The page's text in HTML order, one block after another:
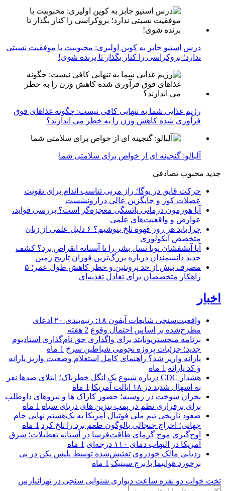
درس استیو جابز به کوین اولیری: محبوبیت با موفقیت نسبتی
ندارد؛ بروکراسی را کنار بگذار تا برنده شوی!
رژیم غذایی شما به تنهایی کافی نیست: چگونه غذاهای فوق
فرآوری شده کاهش وزن را به خطر می اندازند؟
آلبالو: گنجینه ای از خواص برای سلامتی شما
جدید محبوب تصادفی
حرکت قایق در یوگا؛ راز مربی تناسب اندام برای تقویت
عضلات کور و جایگزین عالی درازونشست
آیا هورمون درمانی یائسگی معجزه‌گر است؟ بررسی فواید،
عوارض و واقعیت‌های علمی
چرا باید هر روز قهوه تلخ بنوشیم؟ ۶ دلیل علمی از زبان
متخصص آنکولوژی
آیا آتشفشان توبا نسل بشر را تا آستانه انقراض برد؟ کشف
جدید دانشمندان درباره بزرگ‌ترین فوران تاریخ زمین
مصرف بیش از حد پروتئین و خطر کاهش طول عمر؛ ۵
راهکار متخصصان برای تعادل تغذیه‌ای
اخبار
واقعیت‌سنجی شایعات آیفون ۱۸: رتبه‌بندی ۲۰ ادعای
مطرح‌شده بر اساس احتمال وقوع 2 هفته
برنامه منچستریونایتد برای واگذاری حق نام‌گذاری استادیوم
جدید؛ جزئیات پروژه نجومی شیاطین سرخ 1 ماه
یارانه واریز شد؟ راهنمای کامل استعلام وضعیت واریز یارانه
و کد یارانه 1 ماه
هشدار CDC درباره شیوع یک انگل خطرناک؛ ابتلای صدها نفر
به اسهال شدید در ۱۸ ایالت آمریکا
1 ماه
بحران سوخت در روسیه؛ حضور کازاک‌ ها و نیروهای داوطلب
برای برقراری نظم در پمپ بنزین‌ های دریای سیاه 1 ماه
صعود تاریخی تیم ملی فوتبال آمریکا به یک‌هشتم نهایی جام
جهانی؛ اخراج جنجالی بالوگون طعم برد را تلخ کرد 1 ماه
اوج‌گیری موج گرمای طاقت‌فرسا در آستانه تعطیلات؛ شرق
آمریکا در التهاب دمای ۱۱۰ درجه‌ای
1 ماه
ردیابی مالک خودروی تفتیش‌شده توسط پلیس پکن در پی
برخورد هواپیما با برج سیتیک 1 ماه
تخت خواب دو نفره ساعت دیواری شنوایی سنجی در تهرانپارس